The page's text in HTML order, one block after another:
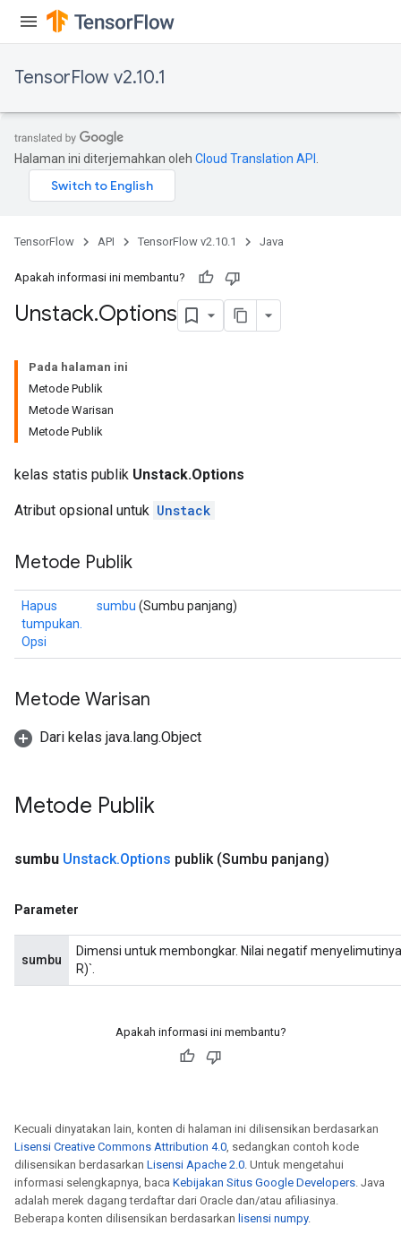
TensorFlow v2.10.1
Halaman ini diterjemahkan oleh Cloud Translation API
TensorFlow API TensorFlow v2.10.1 Java
Apakah informasi ini membantu?
Unstack.Options
Pada halaman ini
Metode Publik
Metode Warisan
Metode Publik
kelas statis publik Unstack.Options
Atribut opsional untuk Unstack
Metode Publik
Hapus
tumpukan.
Opsi
sumbu (Sumbu panjang)
Metode Warisan
Dari kelas java.lang.Object
Metode Publik
sumbu Unstack.Options publik (Sumbu panjang)
Parameter
sumbu
Dimensi untuk membongkar. Nilai negatif
R)`.
Apakah informasi ini membantu?
Kecuali dinyatakan lain, konten di halaman ini dilisensikan berdasarkan
Lisensi Creative Commons Attribution 4.0, sedangkan contoh kode
dilisensikan berdasarkan Lisensi Apache 2.0. Untuk mengetahui
informasi selengkapnya, baca Kebijakan Situs Google Developers. Java
adalah merek dagang terdaftar dari Oracle dan/atau afiliasinya.
Beberapa konten dilisensikan berdasarkan lisensi numpy.